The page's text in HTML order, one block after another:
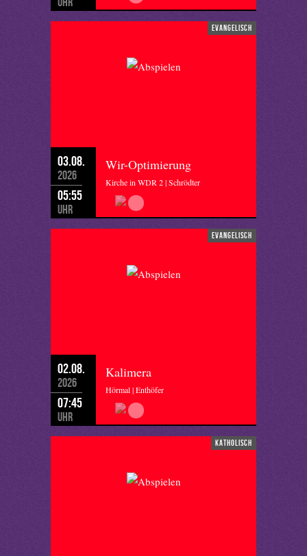
evangelisch
03.08.
2026
05:55
Uhr
Wir-Optimierung
Kirche in WDR 2 | Schrödter
evangelisch
02.08.
2026
07:45
Uhr
Kalimera
Hörmal | Enthöfer
katholisch